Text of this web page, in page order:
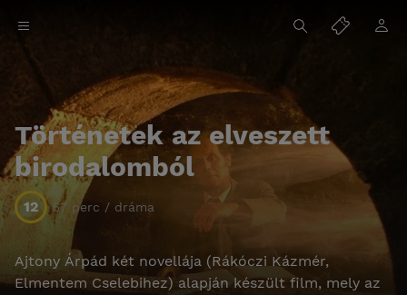
Történetek az elveszett
birodalomból
12 57 perc / dráma
Ajtony Árpád két novellája (Rákóczi Kázmér,
Elmentem Cselebihez) alapján készült film, mely az